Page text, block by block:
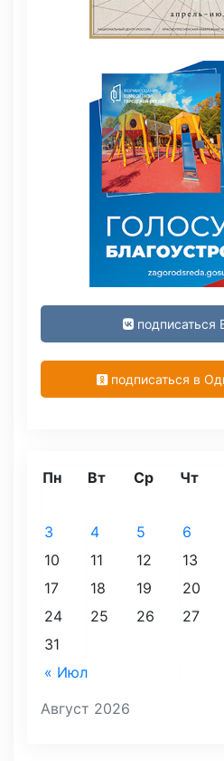
подписаться
подписаться в
Август 2026
Пн Вт Ср Чт
« Июл
3
4 5 6
10
11 12 13
17
18 19 20
24
25 26 27
31